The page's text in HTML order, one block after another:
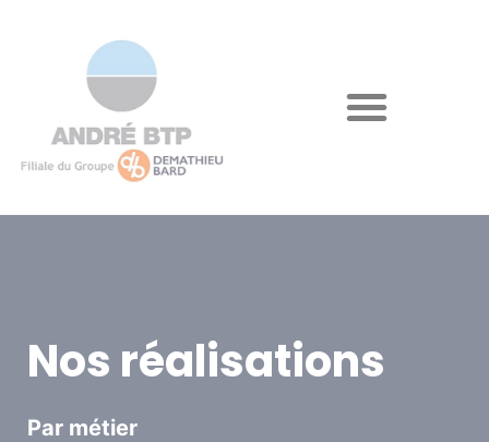
Nos réalisations
Par métier